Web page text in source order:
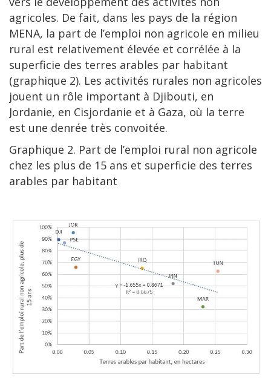
agricoles. De fait, dans les pays de la région
MENA, la part de l’emploi non agricole en milieu
rural est relativement élevée et corrélée à la
superficie des terres arables par habitant
(graphique 2). Les activités rurales non agricoles
jouent un rôle important à Djibouti, en
Jordanie, en Cisjordanie et à Gaza, où la terre
est une denrée très convoitée.
Graphique 2. Part de l’emploi rural non agricole
chez les plus de 15 ans et superficie des terres
arables par habitant